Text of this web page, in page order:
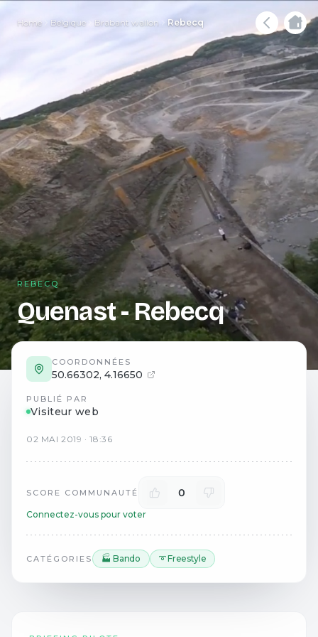
Home Belgique Brabant wallon Rebecq
REBECQ
Quenast - Rebecq
COORDONNÉES
50.66302, 4.16650
PUBLIÉ PAR
Visiteur web
02 MAI 2019 ·18:36
SCORE COMMUNAUTÉ 0
Connectez-vous pour voter
CATÉGORIES 🏭 Bando ➰ Freestyle